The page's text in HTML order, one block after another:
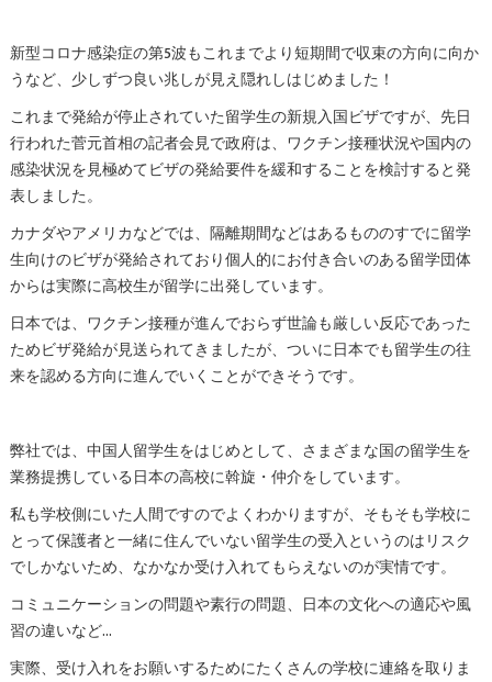
新型コロナ感染症の第5波もこれまでより短期間で収束の方向に向か
うなど、少しずつ良い兆しが見え隠れしはじめました！
これまで発給が停止されていた留学生の新規入国ビザですが、先日
行われた菅元首相の記者会見で政府は、ワクチン接種状況や国内の
感染状況を見極めてビザの発給要件を緩和することを検討すると発
表しました。
カナダやアメリカなどでは、隔離期間などはあるもののすでに留学
生向けのビザが発給されており個人的にお付き合いのある留学団体
からは実際に高校生が留学に出発しています。
日本では、ワクチン接種が進んでおらず世論も厳しい反応であった
ためビザ発給が見送られてきましたが、ついに日本でも留学生の往
来を認める方向に進んでいくことができそうです。
弊社では、中国人留学生をはじめとして、さまざまな国の留学生を
業務提携している日本の高校に斡旋・仲介をしています。
私も学校側にいた人間ですのでよくわかりますが、そもそも学校に
とって保護者と一緒に住んでいない留学生の受入というのはリスク
でしかないため、なかなか受け入れてもらえないのが実情です。
コミュニケーションの問題や素行の問題、日本の文化への適応や風
習の違いなど…
実際、受け入れをお願いするためにたくさんの学校に連絡を取りま